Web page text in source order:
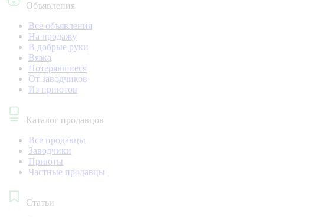
Объявления
Все объявления
На продажу
В добрые руки
Вязка
Потерявшиеся
От заводчиков
Из приютов
Каталог продавцов
Все продавцы
Заводчики
Приюты
Частные продавцы
Статьи